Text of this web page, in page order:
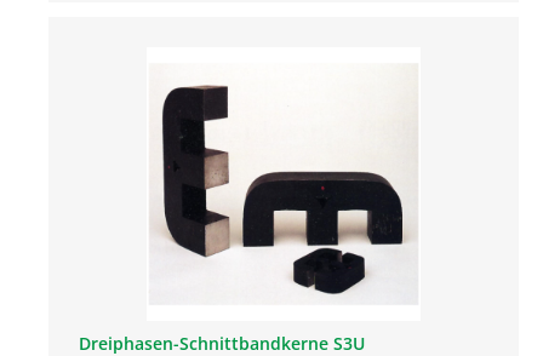
Dreiphasen-Schnittbandkerne S3U